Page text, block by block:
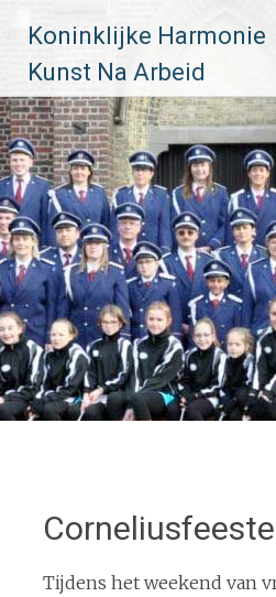
content
Koninklijke Harmonie
Kunst Na Arbeid
Tijdens het weekend van